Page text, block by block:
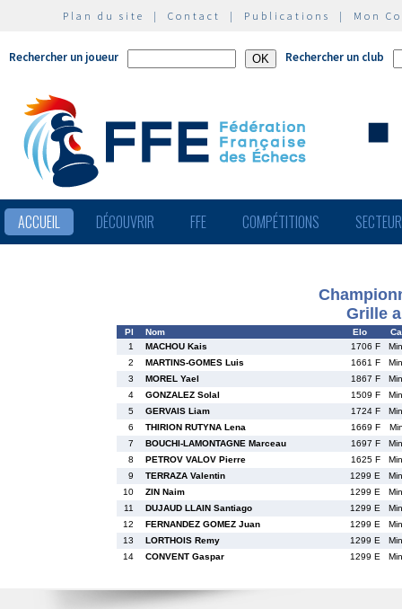
Plan du site | Contact | Publications | Mon
Rechercher un joueur Rechercher un club
ACCUEIL DÉCOUVRIR FFE COMPÉTITIONS
Grille
Pl Nom Elo
1
MACHOU Kais 1706 F
2
MARTINS-GOMES Luis 1661 F
3
MOREL Yael 1867 F
4
GONZALEZ Solal 1509 F
5
GERVAIS Liam 1724 F
6
THIRION RUTYNA Lena 1669 F
7
BOUCHI-LAMONTAGNE Marceau 1697 F
8
PETROV VALOV Pierre 1625 F
9
TERRAZA Valentin 1299 E
10
ZIN Naim 1299 E
11
DUJAUD LLAIN Santiago 1299 E
12
FERNANDEZ GOMEZ Juan 1299 E
13
LORTHOIS Remy 1299 E
14
CONVENT Gaspar 1299 E